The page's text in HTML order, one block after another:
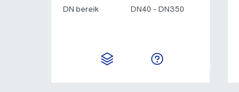
DN bereik
DN40 - DN350